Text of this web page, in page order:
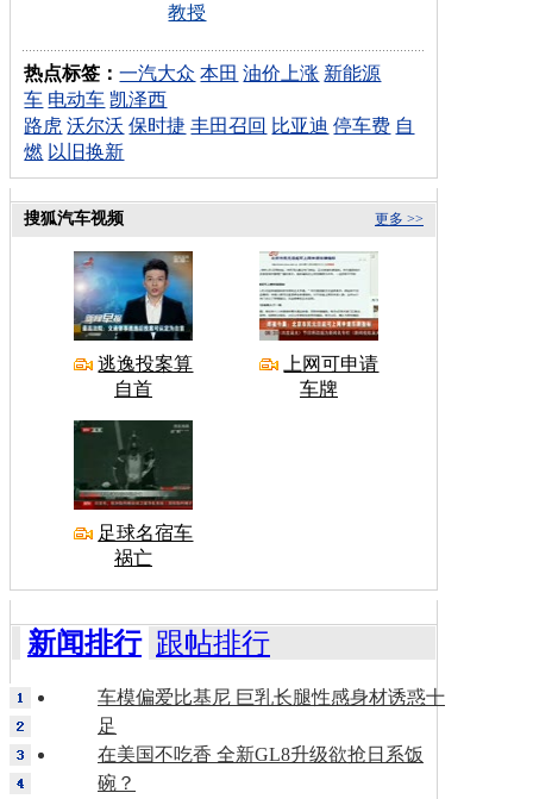
教授
热点标签：一汽大众 本田 油价上涨 新能源
车 电动车 凯泽西
路虎 沃尔沃 保时捷 丰田召回 比亚迪 停车费 自
燃 以旧换新
更多 >>
搜狐汽车视频
逃逸投案算
自首
上网可申请
车牌
足球名宿车
祸亡
新闻排行 跟帖排行
车模偏爱比基尼 巨乳长腿性感身材诱惑十
足
在美国不吃香 全新GL8升级欲抢日系饭
碗？